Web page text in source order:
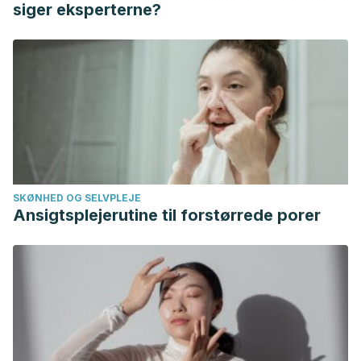
Laura P. Hale, MD, PhD, Maciej Chichlowski, PhD, Chau
T. Trinh, BS, Paula K. Greer, BS(2010). La
suplementación dietética con jugo de piña fresco
disminuye la inflamación y la neoplasia colónica en ratones
con deficiencia de IL-10 con colitis,Inflamatorio Bowel
, Volumen 16, Número 12, 1 de diciembre de 2010,
https://doi.org/10.1002/ibd.21320
McGovern, D. P. B., Gardet, A., Törkvist, L., Goyette, P.,
Essers, J., Taylor, K. D., … Seielstad, M
Genome-wide association identifies multiple ulcerative
colitis susceptibility loci.Nature Genetics.
https://doi.org/10.1038/ng.549
Mingzhen Zhang, Changlong Xu, Dandan Liu, Moon
Kwon Han, Lixin Wang, Didier Merlin
(2018). Oral
Delivery of Nanoparticles Loaded With Ginger Active
siger eksperterne?
SKØNHED OG SELVPLEJE
Ansigtsplejerutine til forstørrede porer